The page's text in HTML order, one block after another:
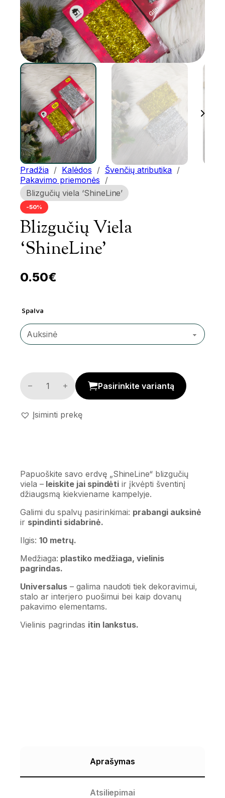
Pradžia / Kalėdos / Švenčių atributika /
Pakavimo priemonės /
Blizgučių viela ‘ShineLine’
-50%
Blizgučių Viela
‘ShineLine’
0.50€
Spalva
Blizgučių viela 'ShineLine' kiekis
Pasirinkite variantą
Įsiminti prekę
Papuoškite savo erdvę „ShineLine“ blizgučių
viela –leiskite jai spindėti ir įkvėpti šventinį
džiaugsmą kiekviename kampelyje.
Galimi du spalvų pasirinkimai: prabangi auksinė
ir spindinti sidabrinė.
Ilgis: 10 metrų.
Medžiaga: plastiko medžiaga, vielinis
pagrindas.
Universalus– galima naudoti tiek dekoravimui,
stalo ar interjero puošimui bei kaip dovanų
pakavimo elementams.
Vielinis pagrindas itin lankstus.
Aprašymas
Atsiliepimai